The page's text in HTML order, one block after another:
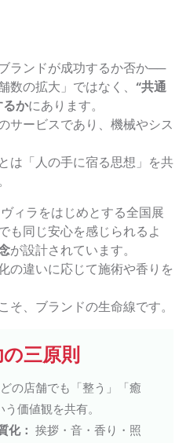
ランドが成功するか否か──
数の拡大」ではなく、 “共通
るかにあります。
サービスであり、機械やシス
は「人の手に宿る思想」を共
ィラをはじめとする全国展
も同じ安心を感じられるよ
が設計されています。
の違いに応じて施術や香りを
そ、ブランドの生命線です。
三原則
どの店舗でも「整う」「癒
価値観を共有。
化： 挨拶・音・香り・照